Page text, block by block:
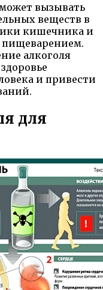
вызывать
веществ в
кишечника и
пищеварением.
алкоголя
и привести
для